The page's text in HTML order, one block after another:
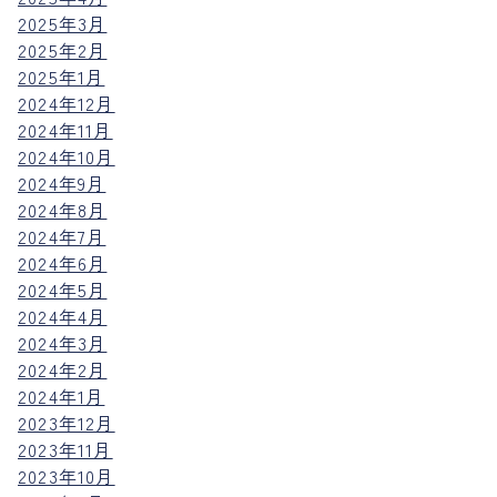
2025年3月
2025年2月
2025年1月
2024年12月
2024年11月
2024年10月
2024年9月
2024年8月
2024年7月
2024年6月
2024年5月
2024年4月
2024年3月
2024年2月
2024年1月
2023年12月
2023年11月
2023年10月